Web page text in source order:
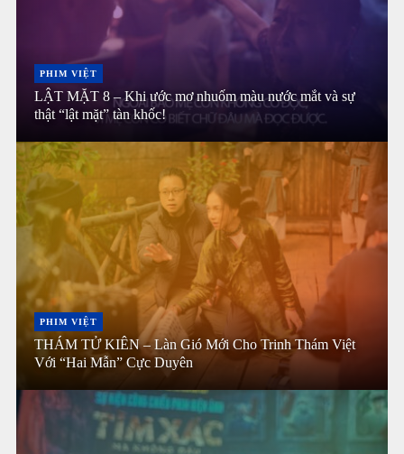
PHIM VIỆT
LẬT MẶT 8 – Khi ước mơ nhuốm màu nước mắt và sự
thật “lật mặt” tàn khốc!
PHIM VIỆT
THÁM TỬ KIÊN – Làn Gió Mới Cho Trinh Thám Việt
Với “Hai Mẫn” Cực Duyên